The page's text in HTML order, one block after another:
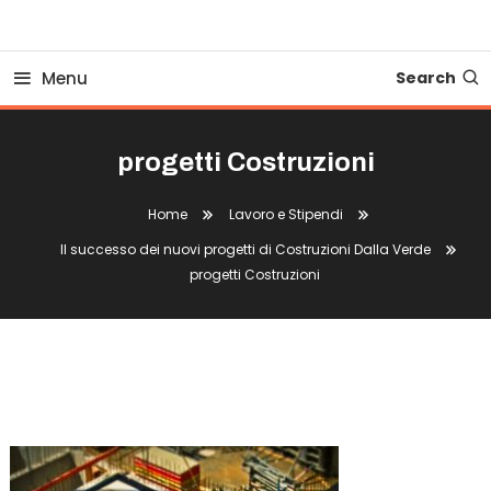
Menu Search
progetti Costruzioni
Home
Lavoro e Stipendi
Il successo dei nuovi progetti di Costruzioni Dalla Verde
progetti Costruzioni